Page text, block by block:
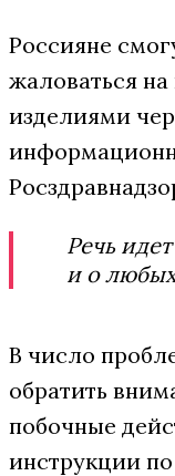
Россияне
жаловаться
изделиями
Речь
и о
В число
обратить
побочные
инструкции